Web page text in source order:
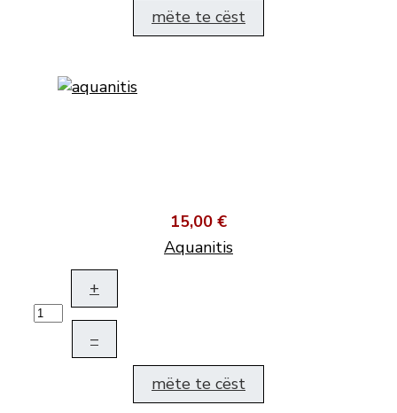
mëte te cëst
15,00 €
Aquanitis
+
–
mëte te cëst